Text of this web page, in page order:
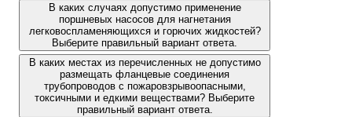
В каких случаях допустимо применение
поршневых насосов для нагнетания
легковоспламеняющихся и горючих жидкостей?
Выберите правильный вариант ответа.
В каких местах из перечисленных не допустимо
размещать фланцевые соединения
трубопроводов с пожаровзрывоопасными,
токсичными и едкими веществами? Выберите
правильный вариант ответа.